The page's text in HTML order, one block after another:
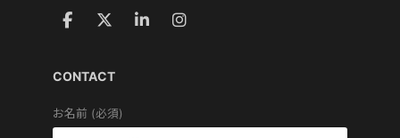
CONTACT
お名前 (必須)